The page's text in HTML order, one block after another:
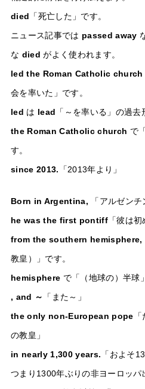
died 「死亡した」です。
ニュース記事では passed away
な diedがよく使われます。
led the Roman Catholic church
会を率いた」です。
led は lead 「～を率いる」の過去
the Roman Catholic church で
す。
since 2013. 「2013年より」
Born in Argentina, 「アルゼンチ
he was the first pontiff 「彼は
from the southern hemisphere,
教皇）」です。
hemisphere で「（地球の）半球
, and ～ 「また～」
the only non-European pope
の教皇」
in nearly 1,300 years. 「およそ
つまり1300年ぶりの非ヨーロッパ